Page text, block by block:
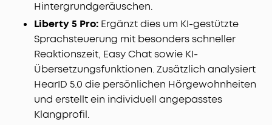
Hintergrundgeräuschen.
Liberty 5 Pro: Ergänzt dies um KI-gestützte
Sprachsteuerung mit besonders schneller
Reaktionszeit, Easy Chat sowie KI-
Übersetzungsfunktionen. Zusätzlich analysiert
HearID 5.0 die persönlichen Hörgewohnheiten
und erstellt ein individuell angepasstes
Klangprofil.